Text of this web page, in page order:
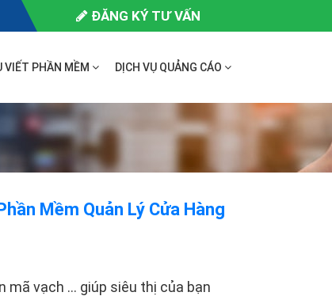
ĐĂNG KÝ TƯ VẤN
VIẾT PHẦN MỀM DỊCH VỤ QUẢNG CÁO
Mềm Quản Lý Cửa Hàng
mã vạch … giúp siêu thị của bạn